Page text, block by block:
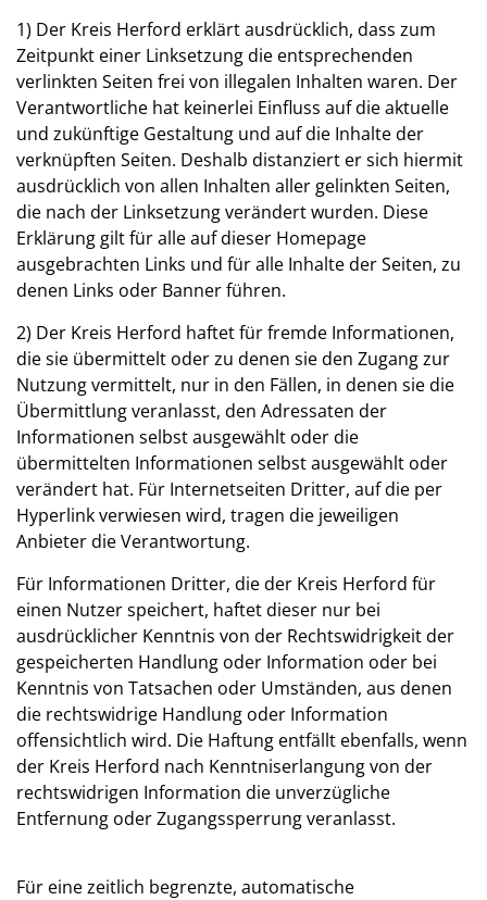
1) Der Kreis Herford erklärt ausdrücklich, dass zum
Zeitpunkt einer Linksetzung die entsprechenden
verlinkten Seiten frei von illegalen Inhalten waren. Der
Verantwortliche hat keinerlei Einfluss auf die aktuelle
und zukünftige Gestaltung und auf die Inhalte der
verknüpften Seiten. Deshalb distanziert er sich hiermit
ausdrücklich von allen Inhalten aller gelinkten Seiten,
die nach der Linksetzung verändert wurden. Diese
Erklärung gilt für alle auf dieser Homepage
ausgebrachten Links und für alle Inhalte der Seiten, zu
denen Links oder Banner führen.
2) Der Kreis Herford haftet für fremde Informationen,
die sie übermittelt oder zu denen sie den Zugang zur
Nutzung vermittelt, nur in den Fällen, in denen sie die
Übermittlung veranlasst, den Adressaten der
Informationen selbst ausgewählt oder die
übermittelten Informationen selbst ausgewählt oder
verändert hat. Für Internetseiten Dritter, auf die per
Hyperlink verwiesen wird, tragen die jeweiligen
Anbieter die Verantwortung.
Für Informationen Dritter, die der Kreis Herford für
einen Nutzer speichert, haftet dieser nur bei
ausdrücklicher Kenntnis von der Rechtswidrigkeit der
gespeicherten Handlung oder Information oder bei
Kenntnis von Tatsachen oder Umständen, aus denen
die rechtswidrige Handlung oder Information
offensichtlich wird. Die Haftung entfällt ebenfalls, wenn
der Kreis Herford nach Kenntniserlangung von der
rechtswidrigen Information die unverzügliche
Entfernung oder Zugangssperrung veranlasst.
Für eine zeitlich begrenzte, automatische